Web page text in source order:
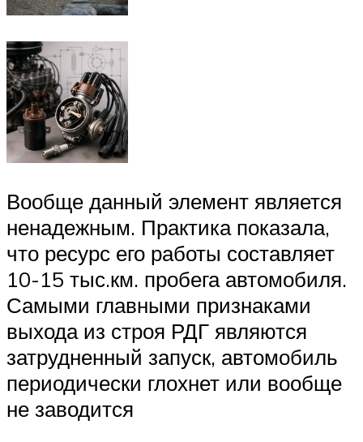
Вообще данный элемент является
ненадежным. Практика показала,
что ресурс его работы составляет
10-15 тыс.км. пробега автомобиля.
Самыми главными признаками
выхода из строя РДГ являются
затрудненный запуск, автомобиль
периодически глохнет или вообще
не заводится